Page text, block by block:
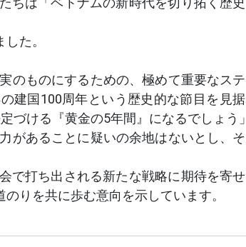
た。
のものにするための、極めて重要なス
建国100周年という歴史的な節目を見据
づける『黄金の5年間』になるでしょう」
があることに疑いの余地はないとし、
で打ち出される新たな戦略に期待を寄
りを共に歩む意向を示しています。